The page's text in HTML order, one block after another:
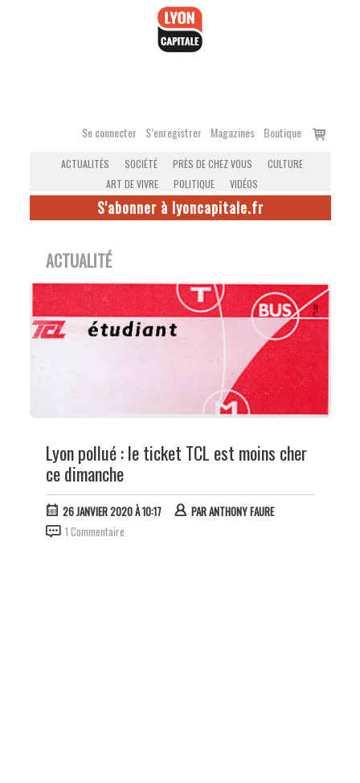
Se connecter S’enregistrer Magazines Boutique
Voir
ACTUALITÉS SOCIÉTÉ PRÈS DE CHEZ VOUS
CULTURE
ART DE VIVRE
POLITIQUE VIDÉOS
S'abonner à lyoncapitale.fr
ACTUALITÉ
Lyon pollué : le ticket TCL est moins cher
ce dimanche
26 JANVIER 2020 À 10:17 PARANTHONY FAURE
1 Commentaire